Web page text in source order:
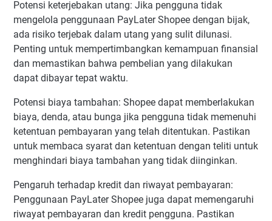
Potensi keterjebakan utang: Jika pengguna tidak
mengelola penggunaan PayLater Shopee dengan bijak,
ada risiko terjebak dalam utang yang sulit dilunasi.
Penting untuk mempertimbangkan kemampuan finansial
dan memastikan bahwa pembelian yang dilakukan
dapat dibayar tepat waktu.
Potensi biaya tambahan: Shopee dapat memberlakukan
biaya, denda, atau bunga jika pengguna tidak memenuhi
ketentuan pembayaran yang telah ditentukan. Pastikan
untuk membaca syarat dan ketentuan dengan teliti untuk
menghindari biaya tambahan yang tidak diinginkan.
Pengaruh terhadap kredit dan riwayat pembayaran:
Penggunaan PayLater Shopee juga dapat memengaruhi
riwayat pembayaran dan kredit pengguna. Pastikan